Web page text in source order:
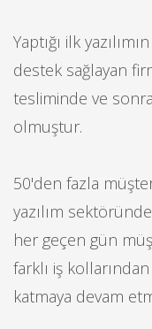
Yaptığı ilk
destek sağlayan
tesliminde ve
olmuştur.
50'den fazla
yazılım
her geçen gün
farklı iş
katmaya devam